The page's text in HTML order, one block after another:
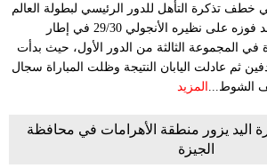
خطف تذكرة التأهل للدور الرئيسي لبطولة العالم
لكرة اليد رجال وذلك بعد فوزه على نظيره الأنجولي 29/30 في إطار
في المجموعة الثالثة من الدور الأول، حيث بدأت
ثم عادلت اليابان النتيجة وظلت المباراة سجال
الشوط... المزيد
اليد يزور منطقة الأهرامات في محافظة
الجيزة